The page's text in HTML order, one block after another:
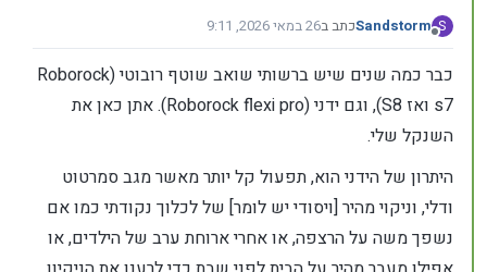
S
מנותק
Sandstormכתב ב26 במאי 2026, 9:11
נערך לאחרונה על ידי Sandstorm
כבר כמה שנים שיש ברשותי שואב שוטף רובוטי (Roborock
s7 ואז S8), וגם ידני (Roborock flexi pro). אתן כאן את
השנקל שלי.
היתרון של הידני הוא, תפעול קל יותר מאשר מגב סמרטוט
ודלי, וניקוי מהיר [ויסודי יש לומר] של לכלוך נקודתי כמו אם
נשפך משה על הרצפה, או אחרי ארוחת ערב של הילדים, או